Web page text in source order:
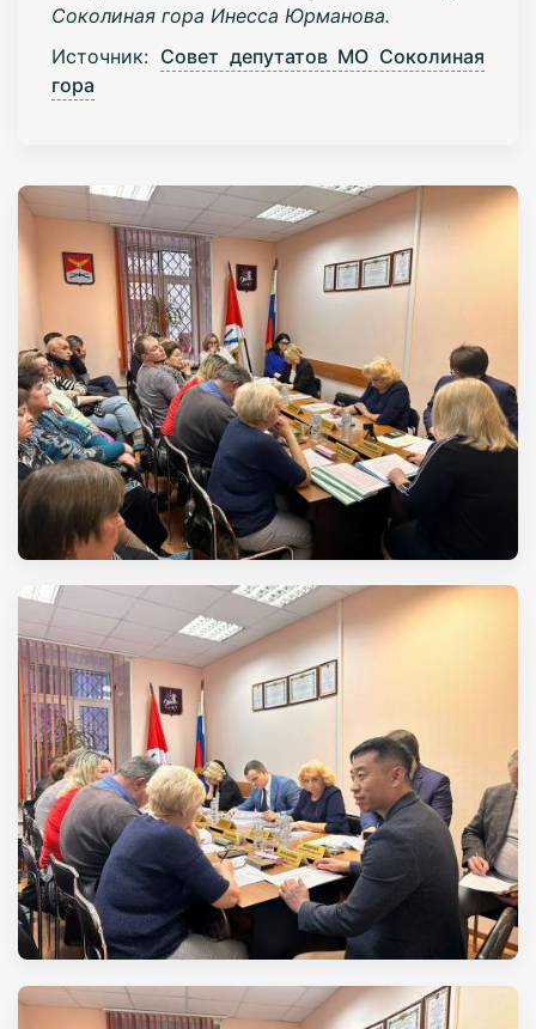
Соколиная гора Инесса Юрманова.
Источник: Совет депутатов МО Соколиная
гора